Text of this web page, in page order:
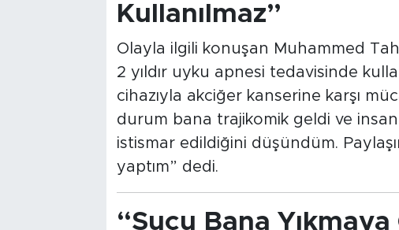
Kullanılmaz”
Olayla ilgili konuşan Muhammed
2 yıldır uyku apnesi tedavisinde
cihazıyla akciğer kanserine karşı
durum bana trajikomik geldi ve
istismar edildiğini düşündüm.
yaptım” dedi.
“Suçu Bana Yıkmaya